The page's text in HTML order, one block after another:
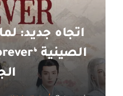
اتجاه جديد: